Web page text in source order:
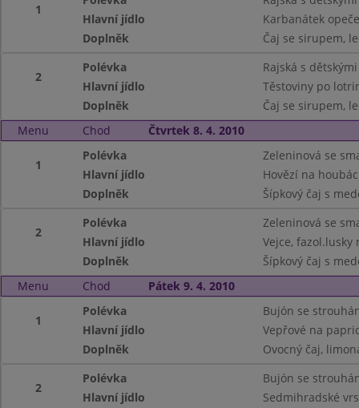
1
Hlavní jídlo
Karbanátek
Doplněk
Čaj se sirupem,
2
Polévka
Rajská s
Hlavní jídlo
Těstoviny po
Doplněk
Čaj se sirupem,
Menu
Chod Čtvrtek 8. 4. 2010
1
Polévka
Zeleninová se
Hlavní jídlo
Hovězí na
Doplněk
Šípkový čaj s
2
Polévka
Zeleninová se
Hlavní jídlo
Vejce, fazol.lusky
Doplněk
Šípkový čaj s
Menu
Chod Pátek 9. 4. 2010
1
Polévka
Bujón se
Hlavní jídlo
Vepřové na
Doplněk
Ovocný čaj,
2
Polévka
Bujón se
Hlavní jídlo
Sedmihradské